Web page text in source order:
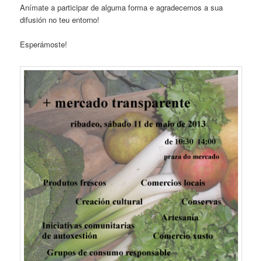
Anímate a participar de alguma forma e agradecemos a sua
difusión no teu entorno!
Esperámoste!